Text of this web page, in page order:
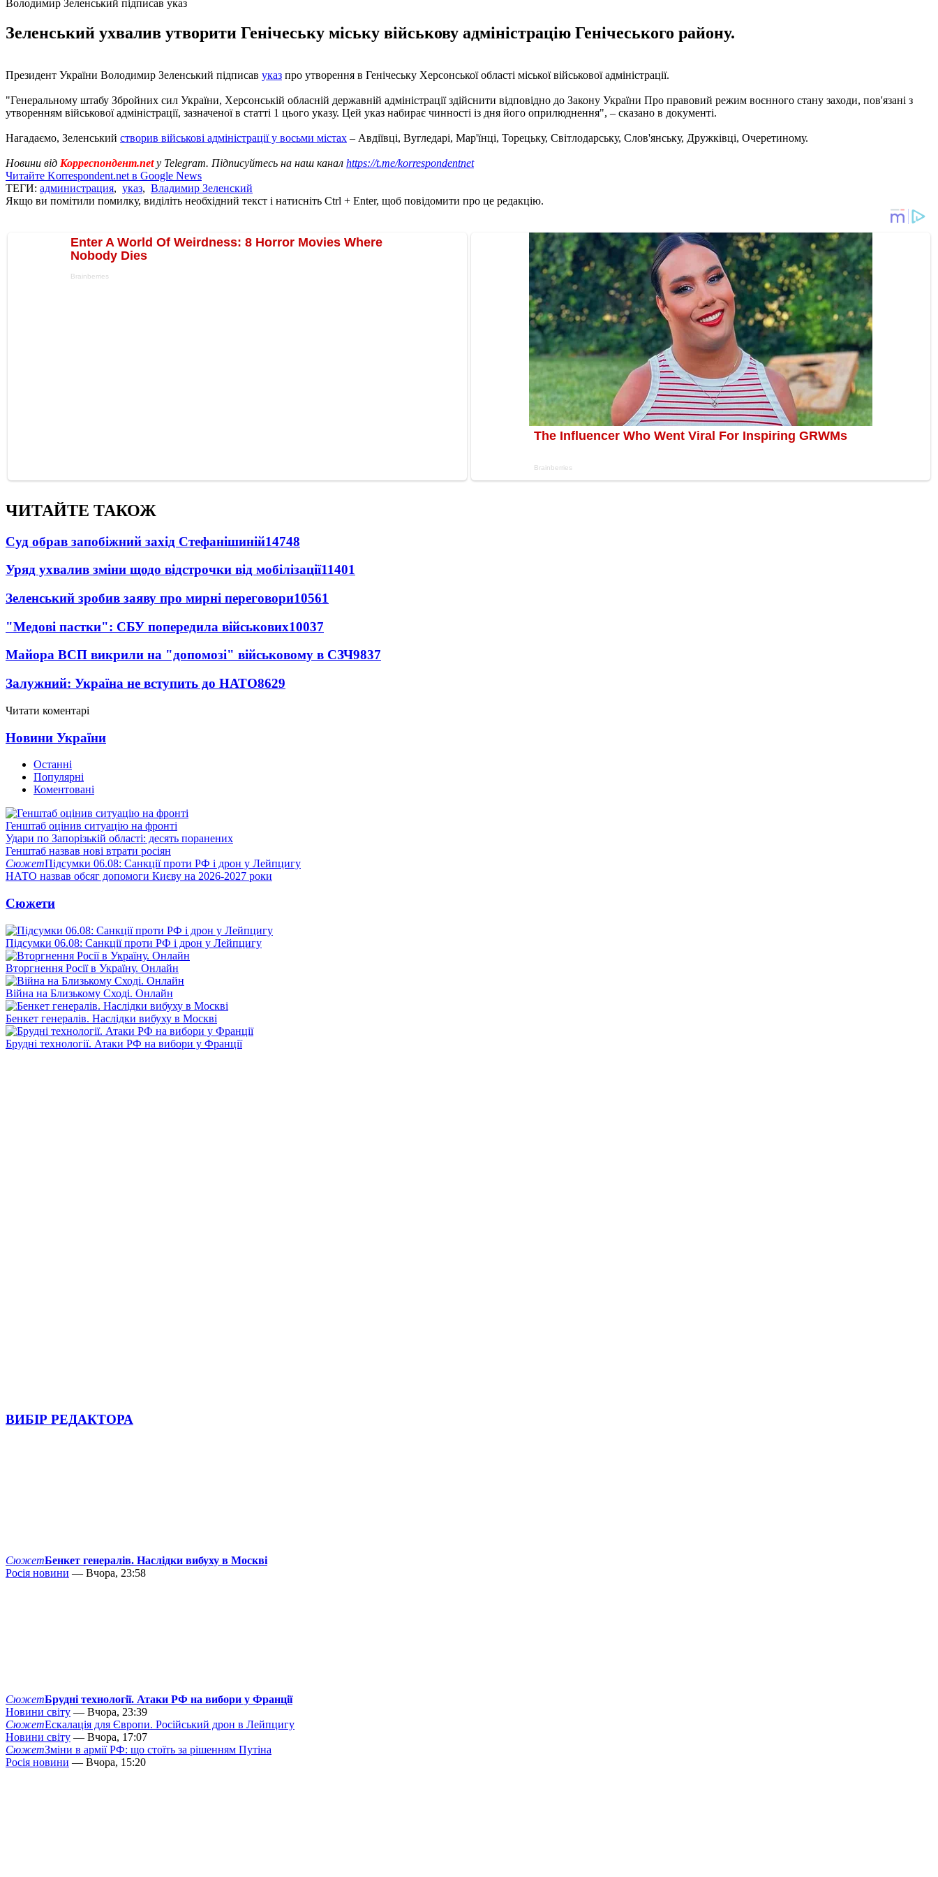
Володимир Зеленський підписав указ
Зеленський ухвалив утворити Генічеську міську військову адміністрацію Генічеського району.
Президент України Володимир Зеленський підписав указ про утворення в Генічеську Херсонської області міської військової адміністрації.
"Генеральному штабу Збройних сил України, Херсонській обласній державній адміністрації здійснити відповідно до Закону України Про правовий режим воєнного стану заходи, пов'язані з
утворенням військової адміністрації, зазначеної в статті 1 цього указу. Цей указ набирає чинності із дня його оприлюднення", – сказано в документі.
Нагадаємо, Зеленський створив військові адміністрації у восьми містах – Авдіївці, Вугледарі, Мар'їнці, Торецьку, Світлодарську, Слов'янську, Дружківці, Очеретиному.
Новини від Корреспондент.netу Telegram. Підписуйтесь на наш канал https://t.me/korrespondentnet
Читайте Korrespondent.net в Google News
ТЕГИ: администрация, указ, Владимир Зеленский
Якщо ви помітили помилку, виділіть необхідний текст і натисніть Ctrl + Enter, щоб повідомити про це редакцію.
ЧИТАЙТЕ ТАКОЖ
Суд обрав запобіжний захід Стефанішиній14748
Уряд ухвалив зміни щодо відстрочки від мобілізації11401
Зеленський зробив заяву про мирні переговори10561
"Медові пастки": СБУ попередила військових10037
Майора ВСП викрили на "допомозі" військовому в СЗЧ9837
Залужний: Україна не вступить до НАТО8629
Читати коментарі
Новини України
Останні
Популярні
Коментовані
Генштаб оцінив ситуацію на фронті
Удари по Запорізькій області: десять поранених
Генштаб назвав нові втрати росіян
СюжетПідсумки 06.08: Санкції проти РФ і дрон у Лейпцигу
НАТО назвав обсяг допомоги Києву на 2026-2027 роки
Сюжети
Підсумки 06.08: Санкції проти РФ і дрон у Лейпцигу
Вторгнення Росії в Україну. Онлайн
Війна на Близькому Сході. Онлайн
Бенкет генералів. Наслідки вибуху в Москві
Брудні технології. Атаки РФ на вибори у Франції
ВИБІР РЕДАКТОРА
СюжетБенкет генералів. Наслідки вибуху в Москві
Росія новини — Вчора, 23:58
СюжетБрудні технології. Атаки РФ на вибори у Франції
Новини світу — Вчора, 23:39
СюжетЕскалація для Європи. Російський дрон в Лейпцигу
Новини світу — Вчора, 17:07
СюжетЗміни в армії РФ: що стоїть за рішенням Путіна
Росія новини — Вчора, 15:20